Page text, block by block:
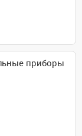
приборы